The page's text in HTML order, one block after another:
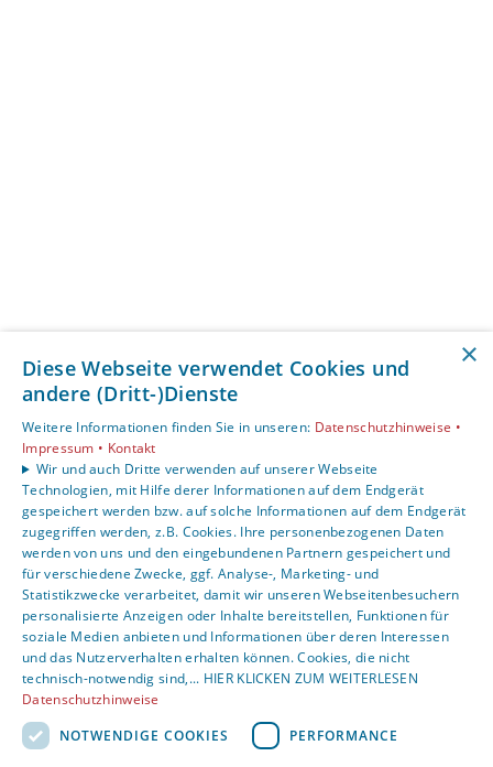
×
Diese Webseite verwendet Cookies und
andere (Dritt-)Dienste
Weitere Informationen finden Sie in unseren: Datenschutzhinweise •
Impressum • Kontakt
Wir und auch Dritte verwenden auf unserer Webseite
Technologien, mit Hilfe derer Informationen auf dem Endgerät
gespeichert werden bzw. auf solche Informationen auf dem Endgerät
zugegriffen werden, z.B. Cookies. Ihre personenbezogenen Daten
werden von uns und den eingebundenen Partnern gespeichert und
für verschiedene Zwecke, ggf. Analyse-, Marketing- und
Statistikzwecke verarbeitet, damit wir unseren Webseitenbesuchern
personalisierte Anzeigen oder Inhalte bereitstellen, Funktionen für
soziale Medien anbieten und Informationen über deren Interessen
und das Nutzerverhalten erhalten können. Cookies, die nicht
technisch-notwendig sind,... HIER KLICKEN ZUM WEITERLESEN
Datenschutzhinweise
NOTWENDIGE COOKIES
PERFORMANCE